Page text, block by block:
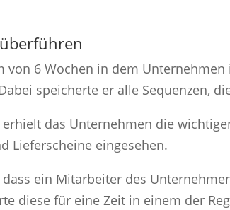
von 6 Wochen in dem
speicherte er alle Sequenzen,
das Unternehmen die
Lieferscheine eingesehen.
ein Mitarbeiter des
diese für eine Zeit in einem der